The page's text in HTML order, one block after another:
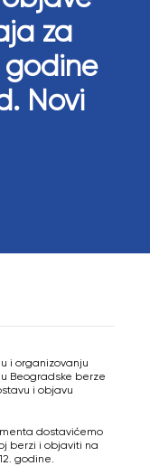
za
godine
Novi
i organizovanju
Beogradske berze
i objavu
dostavićemo
berzi i objaviti na
godine.